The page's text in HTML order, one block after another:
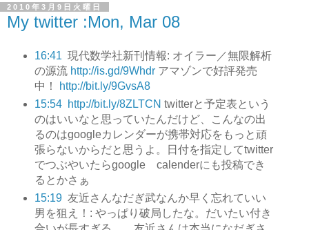
2010年3月9日火曜日
My twitter :Mon, Mar 08
16:41 現代数学社新刊情報: オイラー／無限解析
の源流 http://is.gd/9Whdrアマゾンで好評発売
中！
http://bit.ly/9GvsA8
15:54
http://bit.ly/8ZLTCN twitterと予定表という
のはいいなと思っていたんだけど、こんなの出
るのはgoogleカレンダーが携帯対応をもっと頑
張らないからだと思うよ。日付を指定してtwitter
でつぶやいたらgoogle calenderにも投稿でき
るとかさぁ
15:19 友近さんなだぎ武なんか早く忘れていい
男を狙え！: やっぱり破局したな。だいたい付き